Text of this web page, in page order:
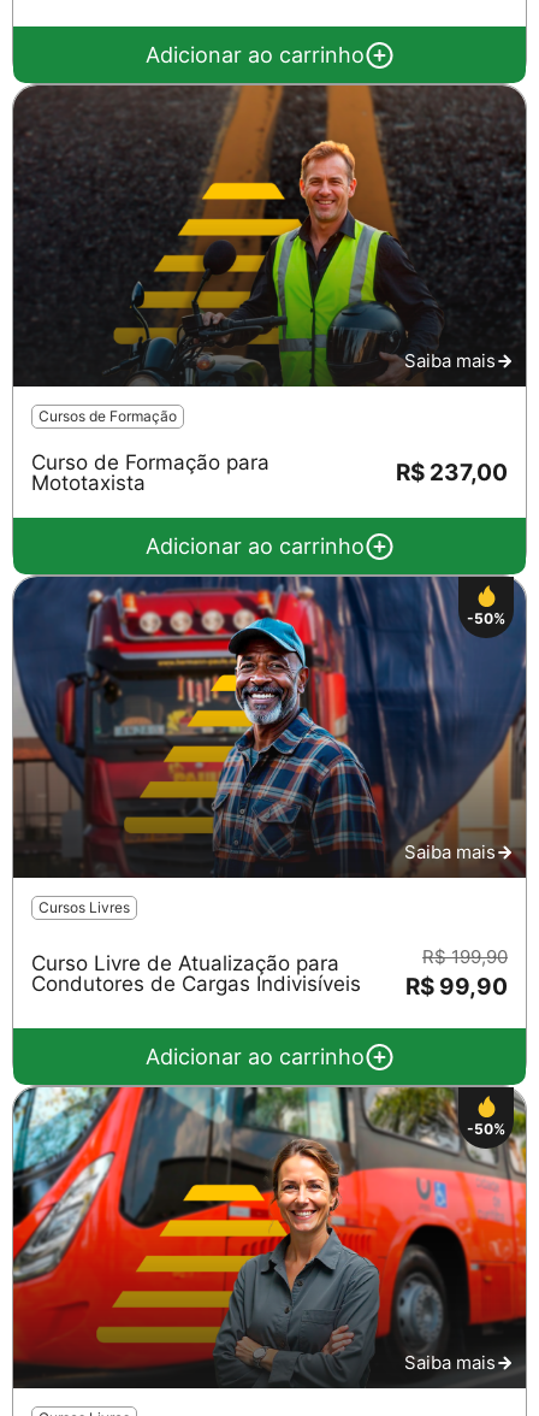
Adicionar ao carrinho
Saiba mais
Cursos de Formação
Curso de Formação para
Mototaxista
R$ 237,00
Adicionar ao carrinho
-50%
Saiba mais
Cursos Livres
Curso Livre de Atualização para
Condutores de Cargas Indivisíveis
R$ 199,90
R$ 99,90
Adicionar ao carrinho
-50%
Saiba mais